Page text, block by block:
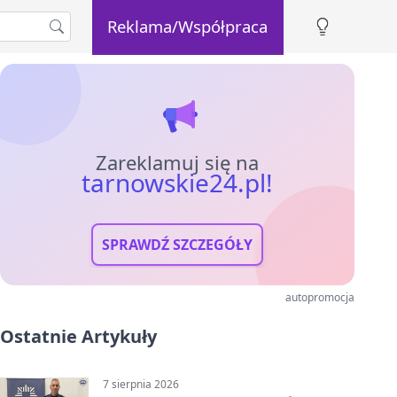
Reklama/Współpraca
Zareklamuj się na
tarnowskie24.pl!
SPRAWDŹ SZCZEGÓŁY
autopromocja
Ostatnie Artykuły
7 sierpnia 2026